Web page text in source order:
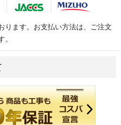
ります。お支払い方法は、ご注文
。